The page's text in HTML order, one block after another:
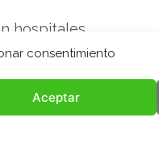
consentimiento
Aceptar
hospitales